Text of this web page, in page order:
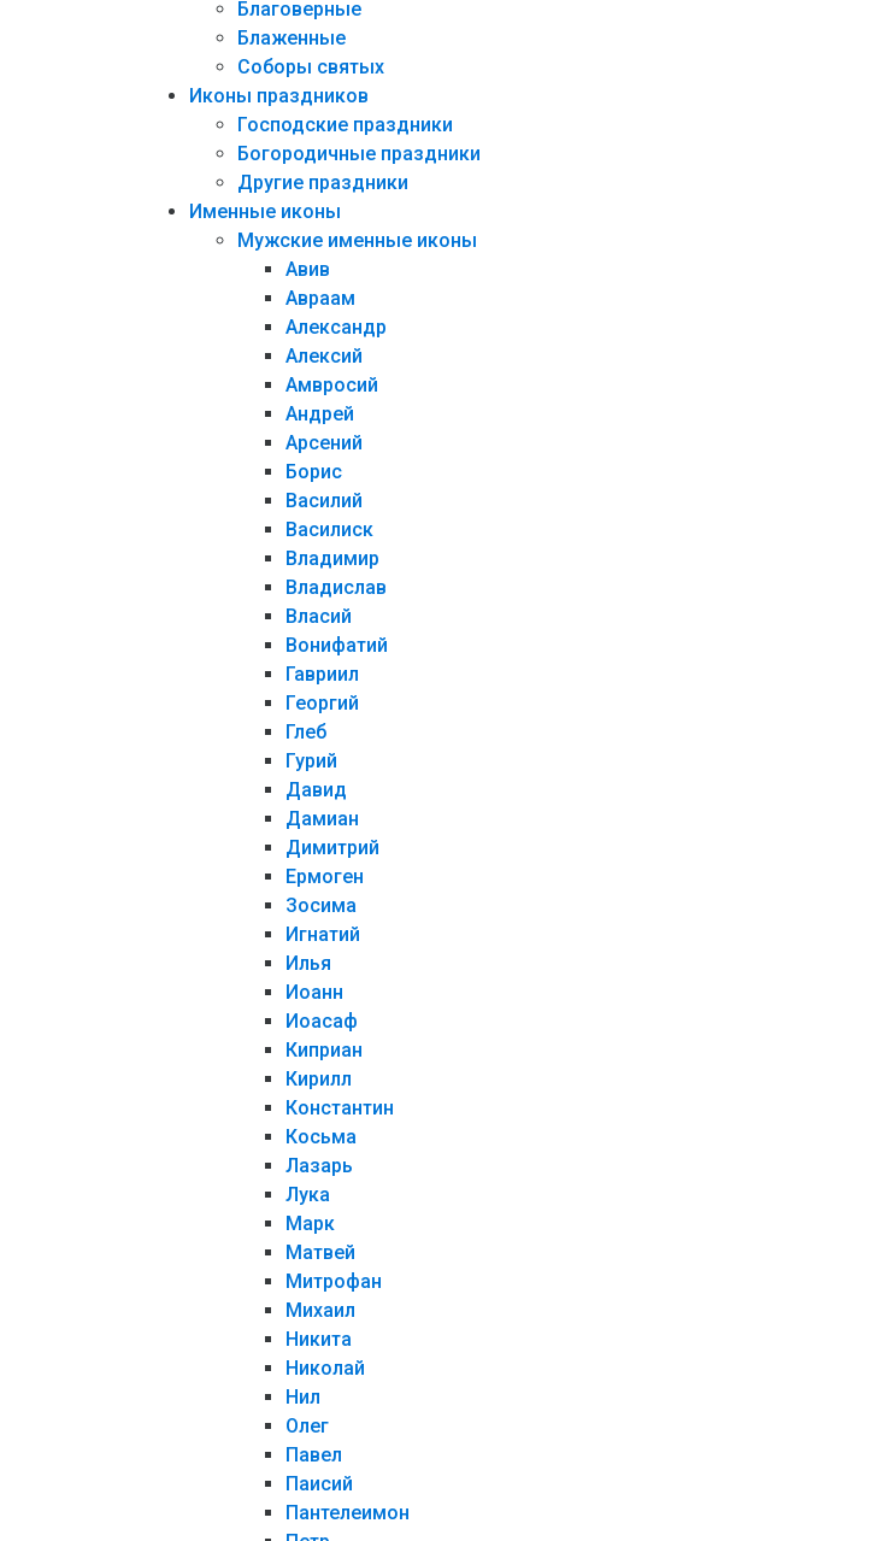
Благоверные
Блаженные
Соборы святых
Иконы праздников
Господские праздники
Богородичные праздники
Другие праздники
Именные иконы
Мужские именные иконы
Авив
Авраам
Александр
Алексий
Амвросий
Андрей
Арсений
Борис
Василий
Василиск
Владимир
Владислав
Власий
Вонифатий
Гавриил
Георгий
Глеб
Гурий
Давид
Дамиан
Димитрий
Ермоген
Зосима
Игнатий
Илья
Иоанн
Иоасаф
Киприан
Кирилл
Константин
Косьма
Лазарь
Лука
Марк
Матвей
Митрофан
Михаил
Никита
Николай
Нил
Олег
Павел
Паисий
Пантелеимон